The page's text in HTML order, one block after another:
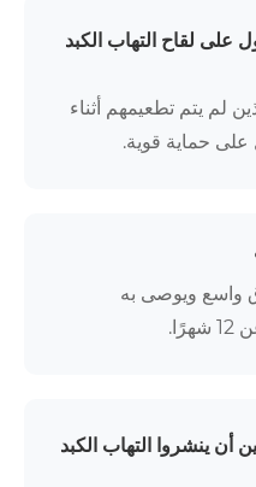
على لقاح التهاب الكبد
لم يتم تطعيمهم أثناء
على حماية قوية.
واسع ويوصى به
أن ينشروا التهاب الكبد